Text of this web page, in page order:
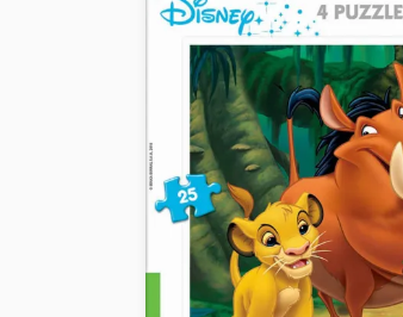
Artistes
Accessoires
Puzzles en bois
Peinture au numéro